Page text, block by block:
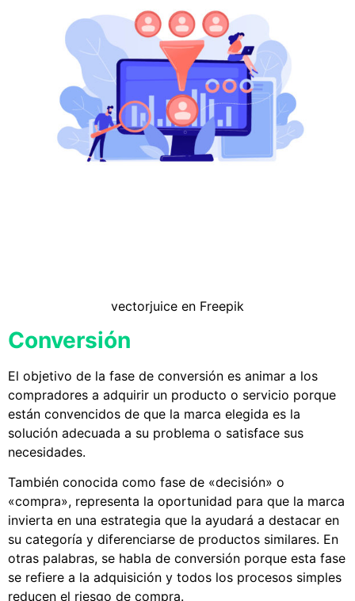
vectorjuice en Freepik
Conversión
El objetivo de la fase de conversión es animar a los
compradores a adquirir un producto o servicio porque
están convencidos de que la marca elegida es la
solución adecuada a su problema o satisface sus
necesidades.
También conocida como fase de «decisión» o
«compra», representa la oportunidad para que la marca
invierta en una estrategia que la ayudará a destacar en
su categoría y diferenciarse de productos similares. En
otras palabras, se habla de conversión porque esta fase
se refiere a la adquisición y todos los procesos simples
reducen el riesgo de compra.